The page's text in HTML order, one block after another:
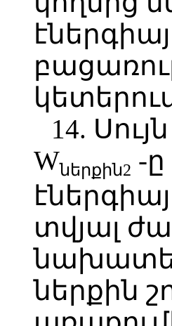
14.
Wներքին2 -
տվյալ
ներքին